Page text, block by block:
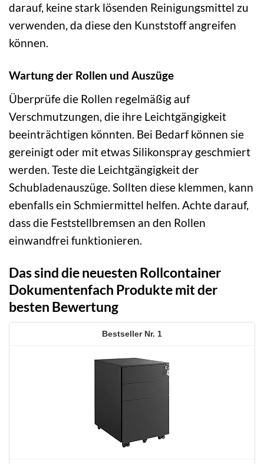
darauf, keine stark lösenden Reinigungsmittel zu
verwenden, da diese den Kunststoff angreifen
können.
Wartung der Rollen und Auszüge
Überprüfe die Rollen regelmäßig auf
Verschmutzungen, die ihre Leichtgängigkeit
beeinträchtigen könnten. Bei Bedarf können sie
gereinigt oder mit etwas Silikonspray geschmiert
werden. Teste die Leichtgängigkeit der
Schubladenauszüge. Sollten diese klemmen, kann
ebenfalls ein Schmiermittel helfen. Achte darauf,
dass die Feststellbremsen an den Rollen
einwandfrei funktionieren.
Das sind die neuesten Rollcontainer
Dokumentenfach Produkte mit der
besten Bewertung
1